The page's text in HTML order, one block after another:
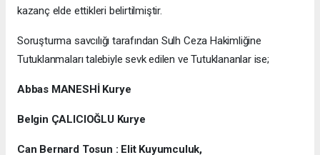
kazanç elde ettikleri belirtilmiştir.
Soruşturma savcılığı tarafından Sulh Ceza Hakimliğine
Tutuklanmaları talebiyle sevk edilen ve Tutuklananlar ise;
Abbas MANESHİ Kurye
Belgin ÇALICIOĞLU Kurye
Can Bernard Tosun : Elit Kuyumculuk,